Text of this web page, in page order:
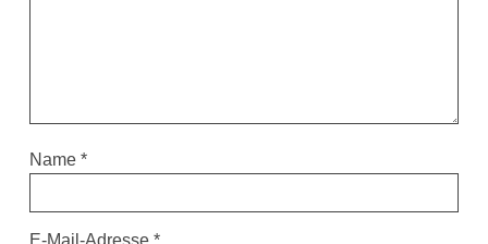
Name *
E-Mail-Adresse *